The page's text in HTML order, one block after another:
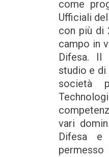
come
Ufficiali
con più di
campo in
Difesa. Il
studio e di
società
vari
Difesa e
permesso